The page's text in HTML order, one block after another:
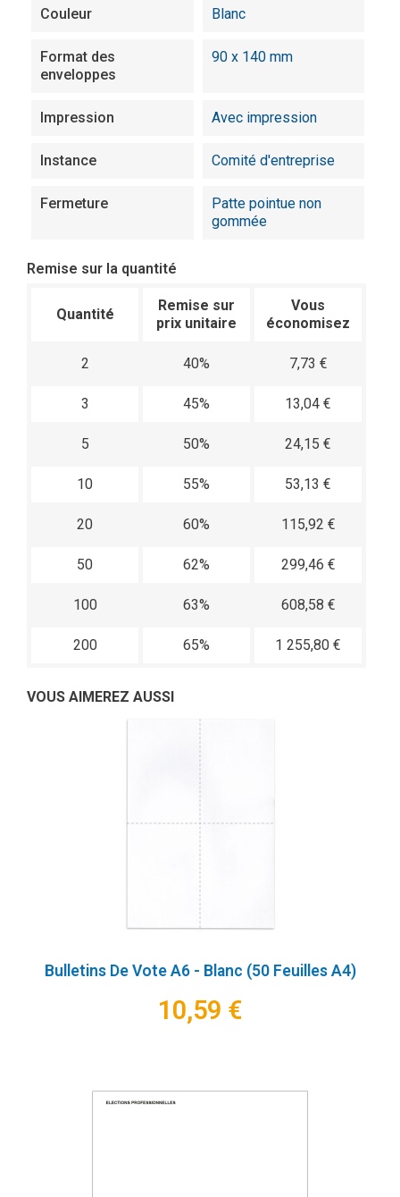
Couleur Blanc
Format des
enveloppes
90 x 140 mm
Impression Avec impression
Instance Comité d'entreprise
Fermeture
Patte pointue non
gommée
Remise sur la quantité
Quantité
Remise sur
prix unitaire
Vous
économisez
2 40% 7,73 €
3 45% 13,04 €
5 50% 24,15 €
10 55% 53,13 €
20 60% 115,92 €
50 62% 299,46 €
100 63% 608,58 €
200 65% 1 255,80 €
VOUS AIMEREZ AUSSI
Bulletins De Vote A6 - Blanc (50 Feuilles A4)
10,59 €